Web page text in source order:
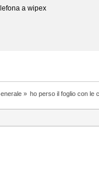
a wipex
» ho perso il foglio con le